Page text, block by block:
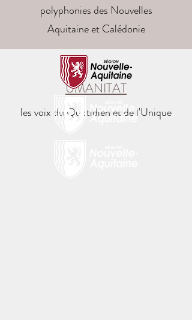
polyphonies des Nouvelles
Aquitaine et Calédonie
UMANITAT
les voix du Quotidien et de l'Unique